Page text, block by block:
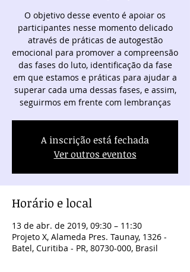
O objetivo desse evento é apoiar os
participantes nesse momento delicado
através de práticas de autogestão
emocional para promover a compreensão
das fases do luto, identificação da fase
em que estamos e práticas para ajudar a
superar cada uma dessas fases, e assim,
seguirmos em frente com lembranças
A inscrição está fechada
Ver outros eventos
Horário e local
13 de abr. de 2019, 09:30 – 11:30
Projeto X, Alameda Pres. Taunay, 1326 -
Batel, Curitiba - PR, 80730-000, Brasil